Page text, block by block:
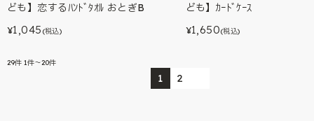
ども】恋するﾊﾝﾄﾞﾀｵﾙ おとぎB
¥1,045 (税込)
ども】ｶｰﾄﾞｹｰｽ
¥1,650(税込)
29件 1件～20件
1 2